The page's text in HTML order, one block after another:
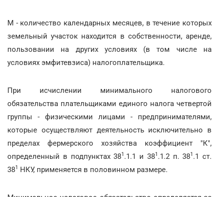
М - количество календарных месяцев, в течение которых
земельный участок находится в собственности, аренде,
пользовании на других условиях (в том числе на
условиях эмфитевзиса) налогоплательщика.
При исчислении минимального налогового
обязательства плательщиками единого налога четвертой
группы - физическими лицами - предпринимателями,
которые осуществляют деятельность исключительно в
пределах фермерского хозяйства коэффициент "К",
определенный в подпунктах 381 .1.1 и 381 .1.2 п. 381 .1 ст.
381 НКУ, применяется в половинном размере.